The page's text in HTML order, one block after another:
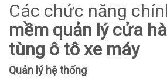
Các chức năng
mềm quản lý cửa
tùng ô tô xe máy
Quản lý hệ thống